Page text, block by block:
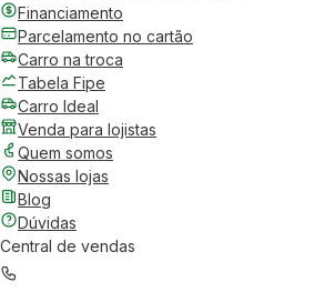
Financiamento
Parcelamento no cartão
Carro na troca
Tabela Fipe
Carro Ideal
Venda para lojistas
Quem somos
Nossas lojas
Blog
Dúvidas
Central de vendas